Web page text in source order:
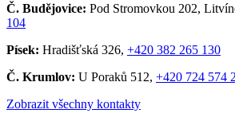
Č. Budějovice: Pod Stromovkou 202,
104
Písek: Hradišťská 326, +420 382 265 130
Č. Krumlov: U Poraků 512, +420 724 574
Zobrazit všechny kontakty